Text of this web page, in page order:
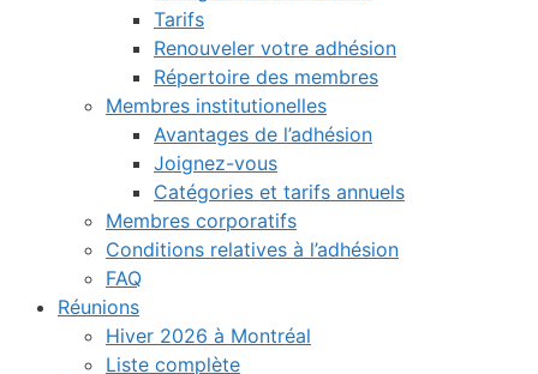
Tarifs
Renouveler votre adhésion
Répertoire des membres
Membres institutionelles
Avantages de l’adhésion
Joignez-vous
Catégories et tarifs annuels
Membres corporatifs
Conditions relatives à l’adhésion
FAQ
Réunions
Hiver 2026 à Montréal
Liste complète